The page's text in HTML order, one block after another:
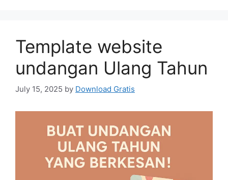
Template website
undangan Ulang Tahun
July 15, 2025 by Download Gratis